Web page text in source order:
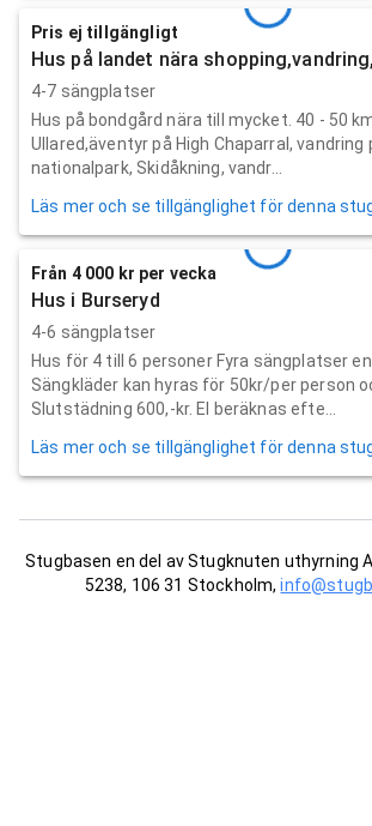
Pris ej tillgängligt
Hus på landet nära
4-7 sängplatser
Hus på bondgård nära till mycket. 40 - 50
Ullared,äventyr på High Chaparral,
nationalpark, Skidåkning, vandr...
Läs mer och se tillgänglighet för denna
Från 4 000 kr per vecka
Hus i Burseryd
4-6 sängplatser
Hus för 4 till 6 personer Fyra sängplatser
Sängkläder kan hyras för 50kr/per person
Slutstädning 600,-kr. El beräknas efte...
Läs mer och se tillgänglighet för denna
Stugbasen en del av Stugknuten uthyrning
5238, 106 31 Stockholm,